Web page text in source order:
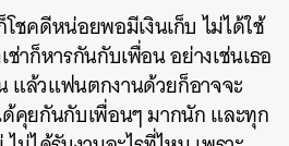
ชคดีหน่อยพอมีเงินเก็บ ไม่ได้ใช้
าก็หารกันกับเพื่อน อย่างเช่นเธอ
ล้วแฟนตกงานด้วยก็อาจจะ
คุยกันกับเพื่อนๆ มากนัก และทุก